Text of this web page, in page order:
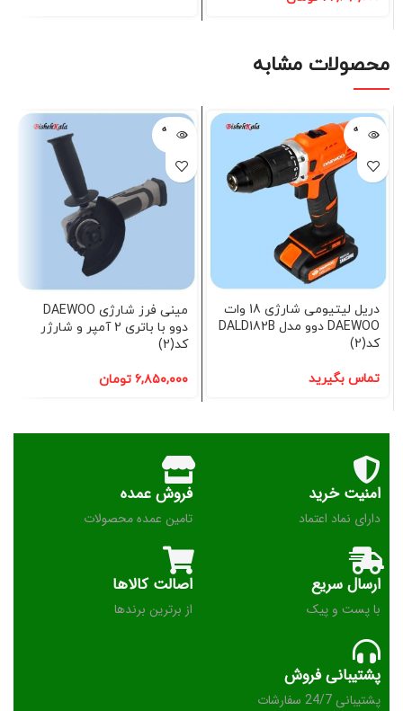
محصولات مشابه
فروخته
شده
دریل لیتیومی شارژی 18 وات
DAEWOO دوو مدل DALD182B
کد(2)
تماس بگیرید
فروخته
شده
مینی فرز شارژی DAEWOO
دوو با باتری 2 آمپر و شارژر
کد(2)
۶,۸۵۰,۰۰۰ تومان
امنیت خرید
دارای نماد اعتماد
فروش عمده
تامین عمده محصولات
ارسال سریع
با پست و پیک
اصالت کالاها
از برترین برندها
پشتیبانی فروش
پشتیبانی 24/7 سفارشات